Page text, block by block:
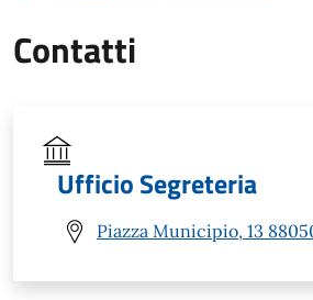
Contatti
Ufficio Segreteria
Piazza Municipio, 13